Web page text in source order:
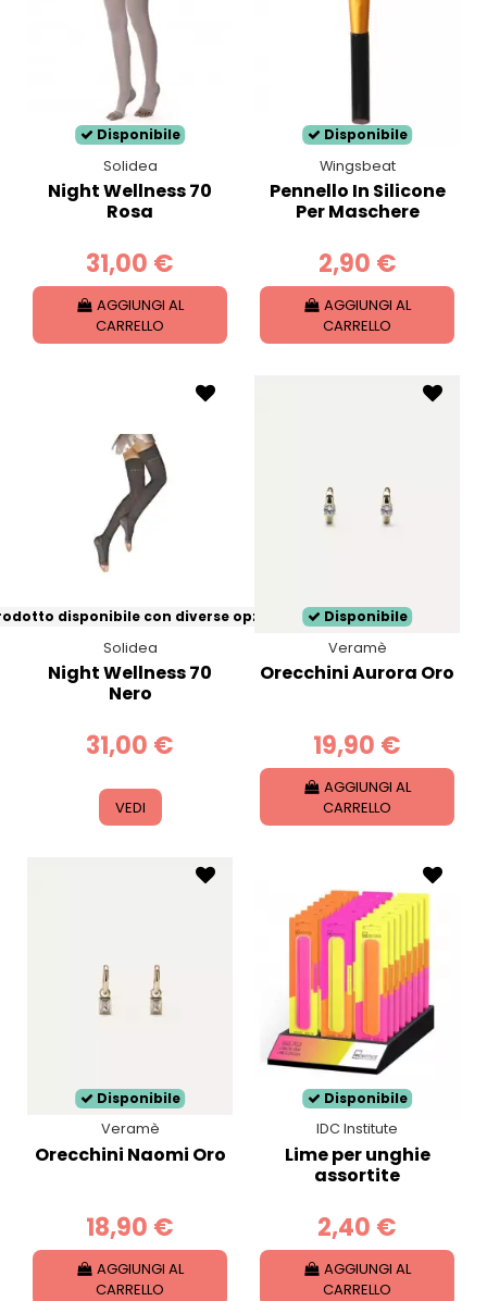
Disponibile
Solidea
Night Wellness 70
Rosa
31,00 €
AGGIUNGI AL
CARRELLO
Disponibile
Wingsbeat
Pennello In Silicone
Per Maschere
2,90 €
AGGIUNGI AL
CARRELLO
disponibile con diverse opzioni
Solidea
Night Wellness 70
Nero
31,00 €
VEDI
Disponibile
Veramè
Orecchini Aurora Oro
19,90 €
AGGIUNGI AL
CARRELLO
Disponibile
Veramè
Orecchini Naomi Oro
18,90 €
AGGIUNGI AL
CARRELLO
Disponibile
IDC Institute
Lime per unghie
assortite
2,40 €
AGGIUNGI AL
CARRELLO